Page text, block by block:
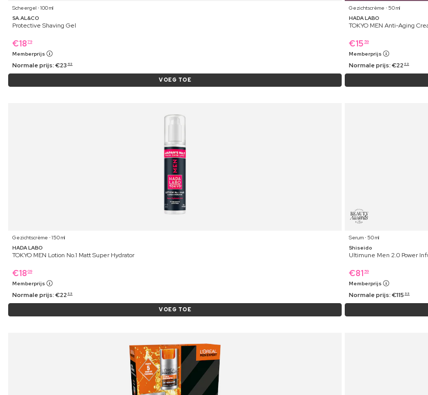
Scheergel ⋅ 100 ml
SA.AL&CO
Protective Shaving Gel
€18 79
Memberprijs
Normale prijs:€23 49
VOEG TOE
Gezichtscrème ⋅ 50 ml
HADA LABO
TOKYO MEN Anti-Aging
€15 59
Memberprijs
Normale prijs:€22 69
Gezichtscrème ⋅ 150 ml
HADA LABO
TOKYO MEN Lotion No.1 Matt Super Hydrator
€18 09
Memberprijs
Normale prijs:€22 69
VOEG TOE
Serum ⋅ 50 ml
Shiseido
Ultimune Men 2.0 Power
€81 59
Memberprijs
Normale prijs:€115 99